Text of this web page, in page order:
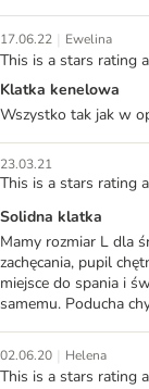
17.06.22 | Ewelina
This is a stars rating
Klatka kenelowa
Wszystko tak jak w
23.03.21
This is a stars rating
Solidna klatka
Mamy rozmiar L dla
zachęcania, pupil
miejsce do spania i
samemu. Poducha
02.06.20 | Helena
This is a stars rating